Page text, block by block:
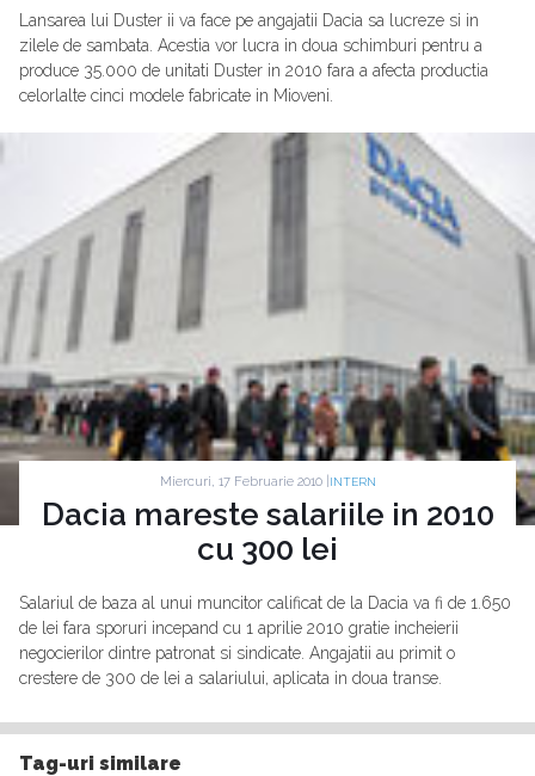
Lansarea lui Duster ii va face pe angajatii Dacia sa lucreze si in
zilele de sambata. Acestia vor lucra in doua schimburi pentru a
produce 35.000 de unitati Duster in 2010 fara a afecta productia
celorlalte cinci modele fabricate in Mioveni.
Miercuri, 17 Februarie 2010 | INTERN
Dacia mareste salariile in 2010
cu 300 lei
Salariul de baza al unui muncitor calificat de la Dacia va fi de 1.650
de lei fara sporuri incepand cu 1 aprilie 2010 gratie incheierii
negocierilor dintre patronat si sindicate. Angajatii au primit o
crestere de 300 de lei a salariului, aplicata in doua transe.
Tag-uri similare